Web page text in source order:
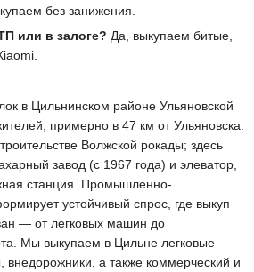
без занижения.
или в залоге? Да, выкупаем битые,
в Цильнинском районе Ульяновской
примерно в 47 км от Ульяновска.
Волжской рокады; здесь
завод (с 1967 года) и элеватор,
станция. Промышленно-
устойчивый спрос, где выкуп
— от легковых машин до
Мы выкупаем в Цильне легковые
внедорожники, а также коммерческий и